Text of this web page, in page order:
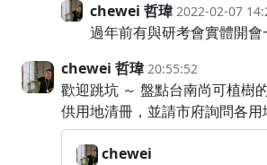
chewei 哲瑋 2022-02-07
過年前有與研考會實體開會
chewei 哲瑋 20:55:52
歡迎跳坑 ～ 盤點台南尚可植樹
供用地清冊，並請市府詢問各
chewei